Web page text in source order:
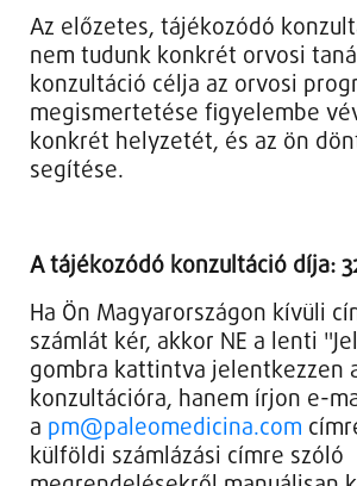
Az előzetes, tájékozódó
nem tudunk konkrét orvosi
konzultáció célja az orvosi
megismertetése figyelembe
konkrét helyzetét, és az ön
segítése.
A tájékozódó konzultáció díja:
Ha Ön Magyarországon kívüli
számlát kér, akkor NE a lenti
gombra kattintva jelentkezzen
konzultációra, hanem írjon e-
a pm@paleomedicina.com
külföldi számlázási címre szóló